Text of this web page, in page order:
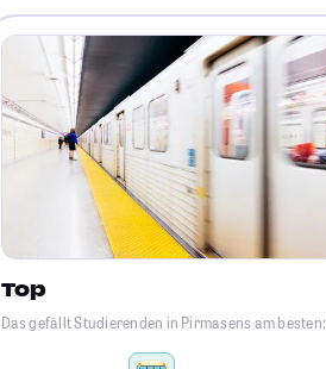
Top
Das gefällt Studierenden in Pirmasens am besten: